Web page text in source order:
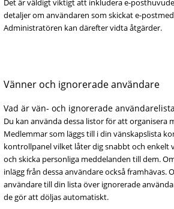
Det är väldigt viktigt att inkludera e-
detaljer om användaren som skickat e-
Administratören kan därefter vidta åtgärder.
Vänner och ignorerade användare
Vad är vän- och ignorerade
Du kan använda dessa listor för att organisera
Medlemmar som läggs till i din vänskapslista
kontrollpanel vilket låter dig snabbt och enkelt
och skicka personliga meddelanden till dem.
inlägg från dessa användare också framhävas.
användare till din lista över ignorerade
de gör att döljas automatiskt.